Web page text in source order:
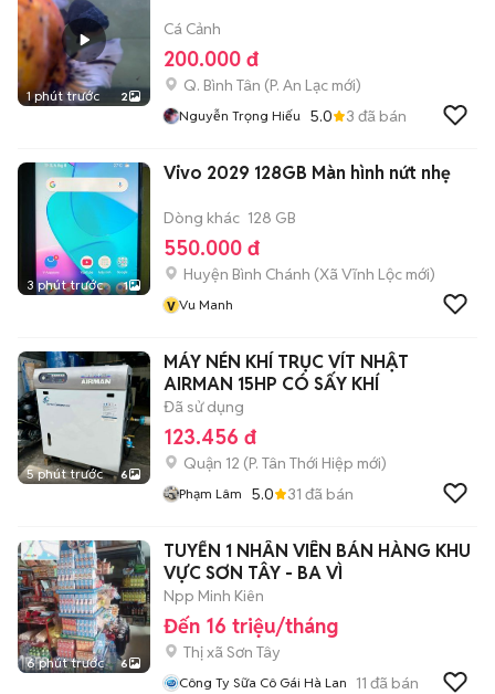
1 phút trước 2
Cá Cảnh
200.000 đ
Q. Bình Tân (P. An Lạc mới)
Nguyễn Trọng Hiếu 5.0 3 đã bán
3 phút trước 1
Vivo 2029 128GB Màn hình nứt nhẹ
Dòng khác 128 GB
550.000 đ
Huyện Bình Chánh (Xã Vĩnh Lộc mới)
v Vu Manh
5 phút trước 6
MÁY NÉN KHÍ TRỤC VÍT NHẬT
AIRMAN 15HP CÓ SẤY KHÍ
Đã sử dụng
123.456 đ
Quận 12 (P. Tân Thới Hiệp mới)
Phạm Lâm 5.0 31 đã bán
6 phút trước 6
TUYỂN 1 NHÂN VIÊN BÁN HÀNG KHU
VỰC SƠN TÂY - BA VÌ
Npp Minh Kiên
Đến 16 triệu/tháng
Thị xã Sơn Tây
Công Ty Sữa Cô Gái Hà Lan 11 đã bán